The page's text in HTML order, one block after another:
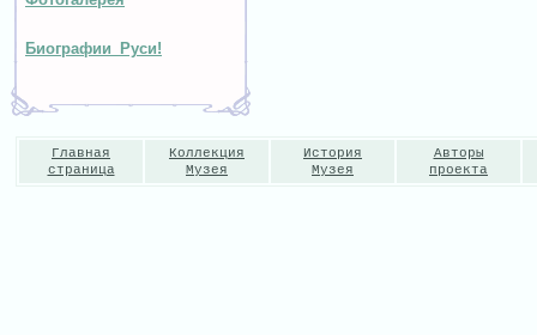
Биографии Руси!
Главная
страница
Коллекция
Музея
История
Музея
Авторы
проекта